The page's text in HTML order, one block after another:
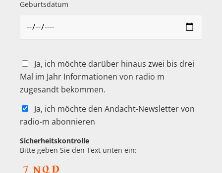
Geburtsdatum
Ja, ich möchte darüber hinaus zwei bis drei
Mal im Jahr Informationen von radio m
zugesandt bekommen.
Ja, ich möchte den Andacht-Newsletter von
radio-m abonnieren
Sicherheitskontrolle
Bitte geben Sie den Text unten ein: